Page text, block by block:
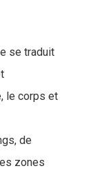
se traduit
le corps et
de
zones